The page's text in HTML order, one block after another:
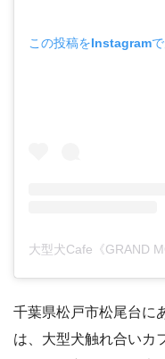
この投稿をInstagramで
千葉県松戸市松尾台に
は、大型犬触れ合いカ